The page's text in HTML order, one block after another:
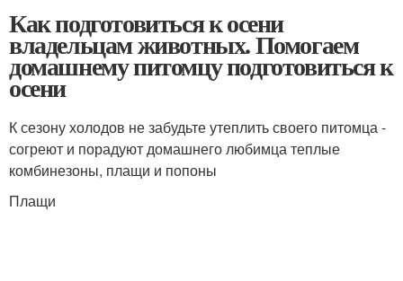
Как подготовиться к осени
владельцам животных. Помогаем
домашнему питомцу подготовиться к
осени
К сезону холодов не забудьте утеплить своего питомца -
согреют и порадуют домашнего любимца теплые
комбинезоны, плащи и попоны
Плащи